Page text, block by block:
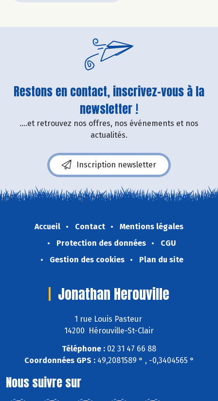
Restons en contact, inscrivez-vous à la
newsletter !
....et retrouvez nos offres, nos événements et nos
actualités.
Inscription newsletter
Accueil Contact
Mentions légales
Protection des données
CGU
Gestion des cookies
Plan du site
Jonathan Herouville
1 rue Louis Pasteur
14200 Hérouville-St-Clair
Téléphone : 02 31 47 66 88
Coordonnées GPS :49,2081589 ° , -0,3404565 °
Nous suivre sur